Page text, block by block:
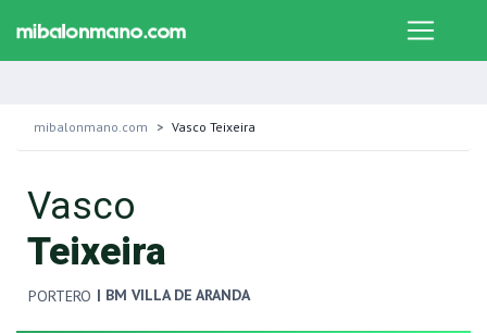
mibalonmano.com Vasco Teixeira
Vasco
Teixeira
PORTERO | BM VILLA DE ARANDA